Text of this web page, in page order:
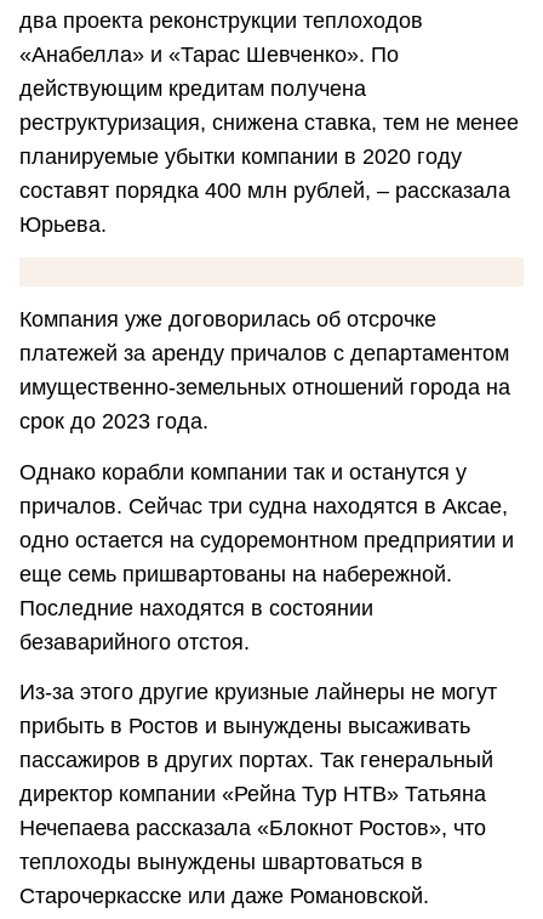
два проекта реконструкции теплоходов
«Анабелла» и «Тарас Шевченко». По
действующим кредитам получена
реструктуризация, снижена ставка, тем не менее
планируемые убытки компании в 2020 году
составят порядка 400 млн рублей, – рассказала
Юрьева.
Компания уже договорилась об отсрочке
платежей за аренду причалов с департаментом
имущественно-земельных отношений города на
срок до 2023 года.
Однако корабли компании так и останутся у
причалов. Сейчас три судна находятся в Аксае,
одно остается на судоремонтном предприятии и
еще семь пришвартованы на набережной.
Последние находятся в состоянии
безаварийного отстоя.
Из-за этого другие круизные лайнеры не могут
прибыть в Ростов и вынуждены высаживать
пассажиров в других портах. Так генеральный
директор компании «Рейна Тур НТВ» Татьяна
Нечепаева рассказала «Блокнот Ростов», что
теплоходы вынуждены швартоваться в
Старочеркасске или даже Романовской.